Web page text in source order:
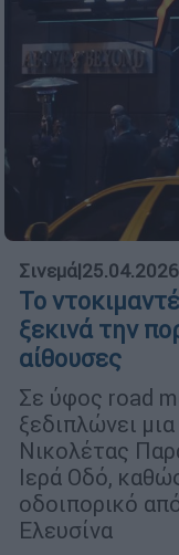
Σινεμά|
Το
ξεκινά την
αίθουσες
Σε ύφος road
ξεδιπλώνει
Νικολέτας
Ιερά Οδό,
οδοιπορικό
Ελευσίνα